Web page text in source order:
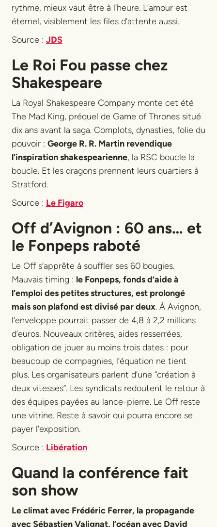
rythme, mieux vaut être à l’heure. L’amour est
éternel, visiblement les files d’attente aussi.
Source : JDS
Le Roi Fou passe chez
Shakespeare
La Royal Shakespeare Company monte cet été
The Mad King, préquel de Game of Thrones situé
dix ans avant la saga. Complots, dynasties, folie du
pouvoir : George R. R. Martin revendique
l’inspiration shakespearienne, la RSC boucle la
boucle. Et les dragons prennent leurs quartiers à
Stratford.
Source : Le Figaro
Off d’Avignon : 60 ans… et
le Fonpeps raboté
Le Off s’apprête à souffler ses 60 bougies.
Mauvais timing : le Fonpeps, fonds d’aide à
l’emploi des petites structures, est prolongé
mais son plafond est divisé par deux. À Avignon,
l’enveloppe pourrait passer de 4,8 à 2,2 millions
d’euros. Nouveaux critères, aides resserrées,
obligation de jouer au moins trois dates : pour
beaucoup de compagnies, l’équation ne tient
plus. Les organisateurs parlent d’une “création à
deux vitesses”. Les syndicats redoutent le retour à
des équipes payées au lance-pierre. Le Off reste
une vitrine. Reste à savoir qui pourra encore se
payer l’exposition.
Source : Libération
Quand la conférence fait
son show
Le climat avec Frédéric Ferrer, la propagande
avec Sébastien Valignat, l’océan avec David